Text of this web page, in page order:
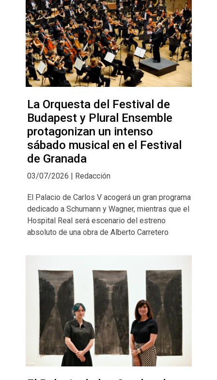
La Orquesta del Festival de
Budapest y Plural Ensemble
protagonizan un intenso
sábado musical en el Festival
de Granada
03/07/2026 | Redacción
El Palacio de Carlos V acogerá un gran programa
dedicado a Schumann y Wagner, mientras que el
Hospital Real será escenario del estreno
absoluto de una obra de Alberto Carretero